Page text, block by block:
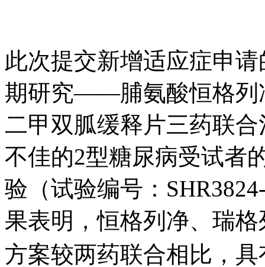
此次提交新增适应症申
期研究——脯氨酸恒格列
二甲双胍缓释片三药联
不佳的2型糖尿病受试者
验（试验编号：
果表明，恒格列净、瑞
方案较两药联合相比，